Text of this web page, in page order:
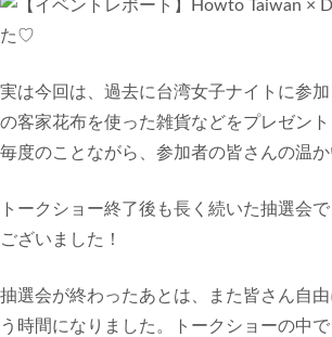
実は今回は、過去に台湾女子ナイトに参
の客家花布を使った雑貨などをプレゼン
毎度のことながら、参加者の皆さんの温
トークショー終了後も長く続いた抽選会
ございました！
抽選会が終わったあとは、また皆さん自
う時間になりました。トークショーの中